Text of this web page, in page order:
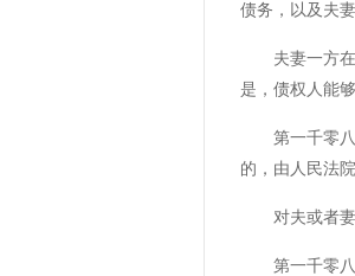
债务，以及夫
夫妻一方在
是，债权人能
第一千零八
的，由人民法
对夫或者妻
第一千零八